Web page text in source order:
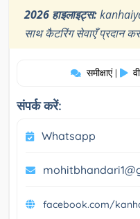
2026 हाइलाइट्स:
साथ कैटरिंग सेवाएँ प्रदान
समीक्षाएं |
संपर्क करें:
Whatsapp
facebook.com/